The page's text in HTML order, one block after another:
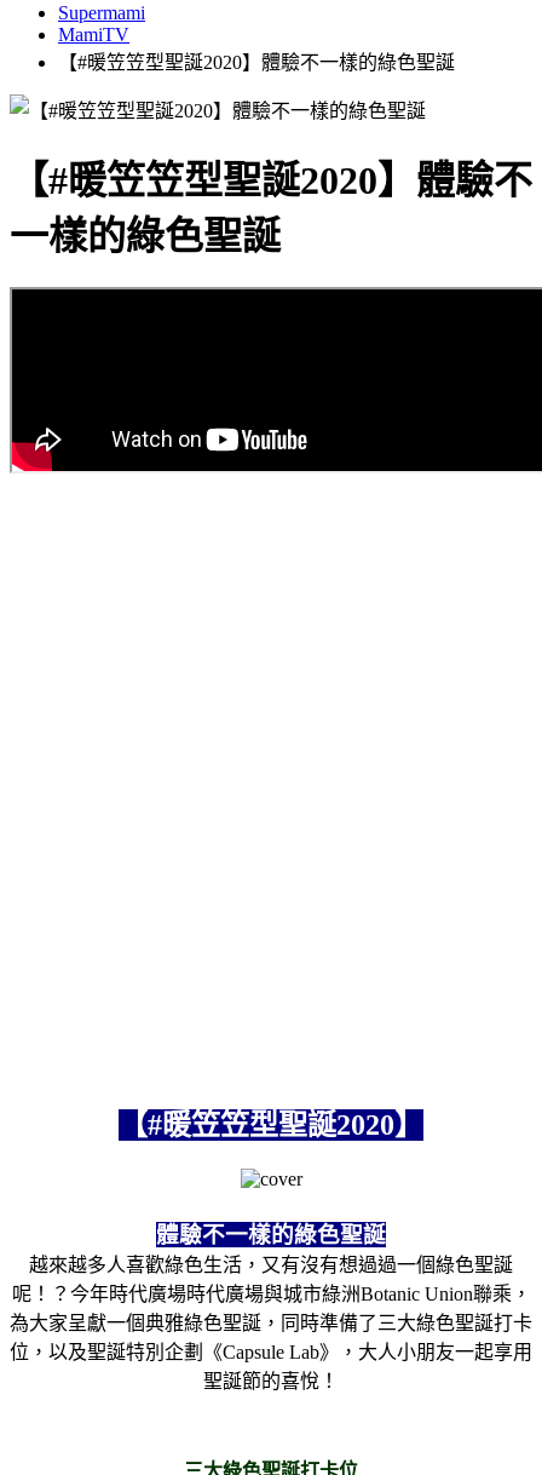
Supermami
MamiTV
【#暖笠笠型聖誕2020】體驗不一樣的綠色聖誕
【#暖笠笠型聖誕2020】體驗不
一樣的綠色聖誕
【#暖笠笠型聖誕2020】
體驗不一樣的綠色聖誕
越來越多人喜歡綠色生活，又有沒有想過過一個綠色聖誕
呢！？今年時代廣場時代廣場與城市綠洲Botanic Union聯乘，
為大家呈獻一個典雅綠色聖誕，同時準備了三大綠色聖誕打卡
位，以及聖誕特別企劃《Capsule Lab》，大人小朋友一起享用
聖誕節的喜悅！
三大綠色聖誕打卡位